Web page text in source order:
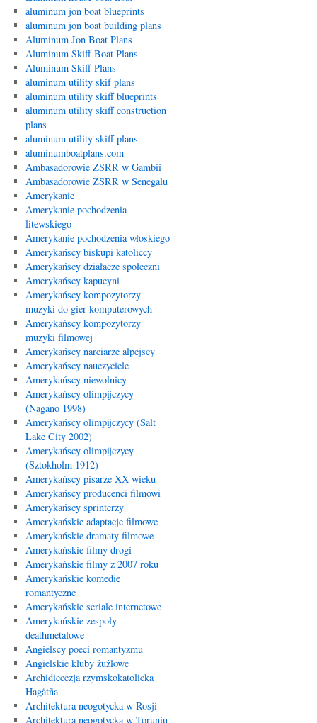
aluminum jon boat blueprints
aluminum jon boat building plans
Aluminum Jon Boat Plans
Aluminum Skiff Boat Plans
Aluminum Skiff Plans
aluminum utility skif plans
aluminum utility skiff blueprints
aluminum utility skiff construction
plans
aluminum utility skiff plans
aluminumboatplans.com
Ambasadorowie ZSRR w Gambii
Ambasadorowie ZSRR w Senegalu
Amerykanie
Amerykanie pochodzenia
litewskiego
Amerykanie pochodzenia włoskiego
Amerykańscy biskupi katoliccy
Amerykańscy działacze społeczni
Amerykańscy kapucyni
Amerykańscy kompozytorzy
muzyki do gier komputerowych
Amerykańscy kompozytorzy
muzyki filmowej
Amerykańscy narciarze alpejscy
Amerykańscy nauczyciele
Amerykańscy niewolnicy
Amerykańscy olimpijczycy
(Nagano 1998)
Amerykańscy olimpijczycy (Salt
Lake City 2002)
Amerykańscy olimpijczycy
(Sztokholm 1912)
Amerykańscy pisarze XX wieku
Amerykańscy producenci filmowi
Amerykańscy sprinterzy
Amerykańskie adaptacje filmowe
Amerykańskie dramaty filmowe
Amerykańskie filmy drogi
Amerykańskie filmy z 2007 roku
Amerykańskie komedie
romantyczne
Amerykańskie seriale internetowe
Amerykańskie zespoły
deathmetalowe
Angielscy poeci romantyzmu
Angielskie kluby żużlowe
Archidiecezja rzymskokatolicka
Hagåtña
Architektura neogotycka w Rosji
Architektura neogotycka w Toruniu